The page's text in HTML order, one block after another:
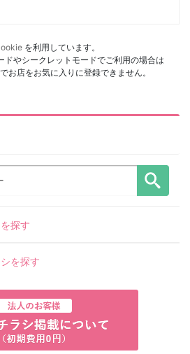
を利用しています。
ドやシークレットモードでご利用の場合は
お店をお気に入りに登録できません。
探す
を探す